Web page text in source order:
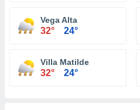
Vega Alta
32° 24°
Villa Matilde
32° 24°